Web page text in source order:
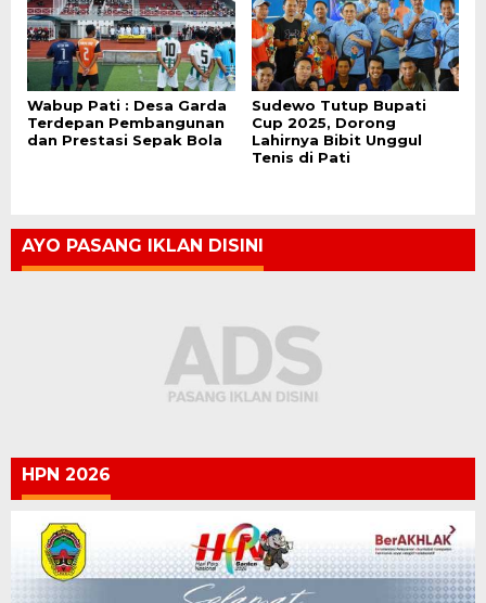
Wabup Pati : Desa Garda
Terdepan Pembangunan
dan Prestasi Sepak Bola
Sudewo Tutup Bupati
Cup 2025, Dorong
Lahirnya Bibit Unggul
Tenis di Pati
AYO PASANG IKLAN DISINI
HPN 2026